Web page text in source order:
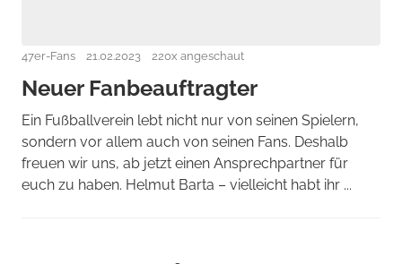
47er-Fans 21.02.2023 220x angeschaut
Neuer Fanbeauftragter
Ein Fußballverein lebt nicht nur von seinen Spielern,
sondern vor allem auch von seinen Fans. Deshalb
freuen wir uns, ab jetzt einen Ansprechpartner für
euch zu haben. Helmut Barta – vielleicht habt ihr ...